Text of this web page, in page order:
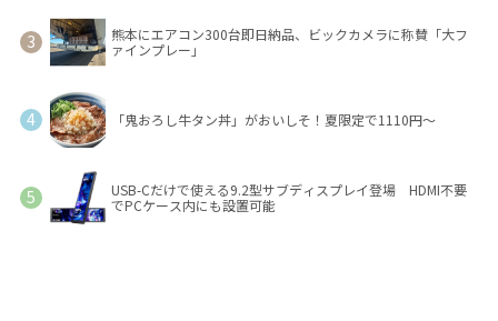
熊本にエアコン300台即日納品、ビックカメラに称賛「大フ
ァインプレー」
「鬼おろし牛タン丼」がおいしそ！夏限定で1110円～
USB-Cだけで使える9.2型サブディスプレイ登場 HDMI不要
でPCケース内にも設置可能